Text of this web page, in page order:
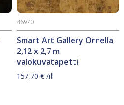
Smart Art Gallery Ornella
2,12 x 2,7 m
valokuvatapetti
46970
157,70 € /rll